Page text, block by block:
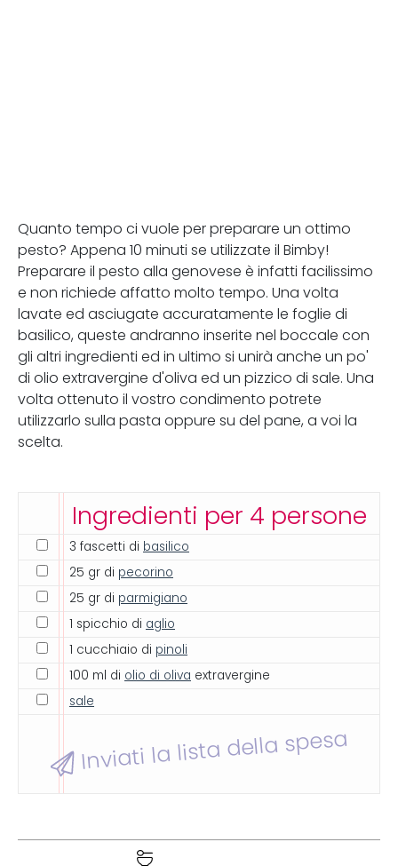
Quanto tempo ci vuole per preparare un ottimo
pesto? Appena 10 minuti se utilizzate il Bimby!
Preparare il pesto alla genovese è infatti facilissimo
e non richiede affatto molto tempo. Una volta
lavate ed asciugate accuratamente le foglie di
basilico, queste andranno inserite nel boccale con
gli altri ingredienti ed in ultimo si unirà anche un po'
di olio extravergine d'oliva ed un pizzico di sale. Una
volta ottenuto il vostro condimento potrete
utilizzarlo sulla pasta oppure su del pane, a voi la
scelta.
Ingredienti per 4 persone
3 fascetti di basilico
25 gr di pecorino
25 gr di parmigiano
1 spicchio di aglio
1 cucchiaio di pinoli
100 ml di olio di oliva extravergine
sale
Inviati la lista della spesa